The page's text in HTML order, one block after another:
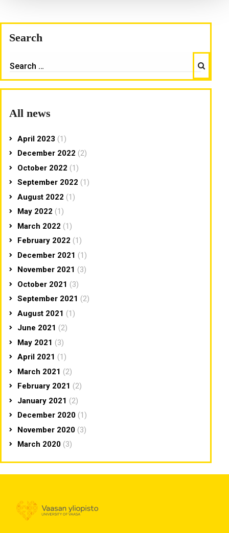
Search
FOR:
All news
April 2023 (1)
December 2022 (2)
October 2022 (1)
September 2022 (1)
August 2022 (1)
May 2022 (1)
March 2022 (1)
February 2022 (1)
December 2021 (1)
November 2021 (3)
October 2021 (3)
September 2021 (2)
August 2021 (1)
June 2021 (2)
May 2021 (3)
April 2021 (1)
March 2021 (2)
February 2021 (2)
January 2021 (2)
December 2020 (1)
November 2020 (3)
March 2020 (3)